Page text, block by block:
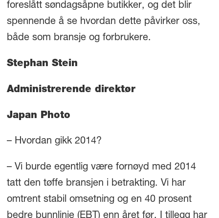
foreslått søndagsåpne butikker, og det blir
spennende å se hvordan dette påvirker oss,
både som bransje og forbrukere.
Stephan Stein
Administrerende direktør
Japan Photo
– Hvordan gikk 2014?
– Vi burde egentlig være fornøyd med 2014
tatt den tøffe bransjen i betrakting. Vi har
omtrent stabil omsetning og en 40 prosent